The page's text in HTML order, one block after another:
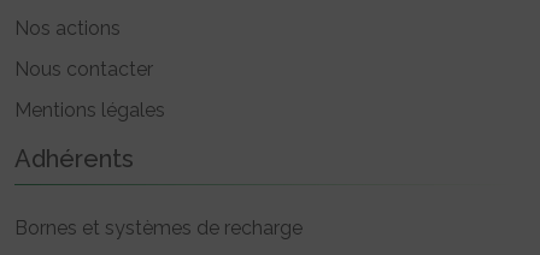
Nos actions
Nous contacter
Mentions légales
Adhérents
Bornes et systèmes de recharge